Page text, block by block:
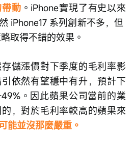
動 。iPhone實現了有史以來
iPhone17 系列創新不多，但
取得不錯的效果。
儲漲價對下季度的毛利率影
依然有望穩中有升，預計下
。因此蘋果公司當前的業
，對於毛利率較高的蘋果來
能並沒那麼嚴重。